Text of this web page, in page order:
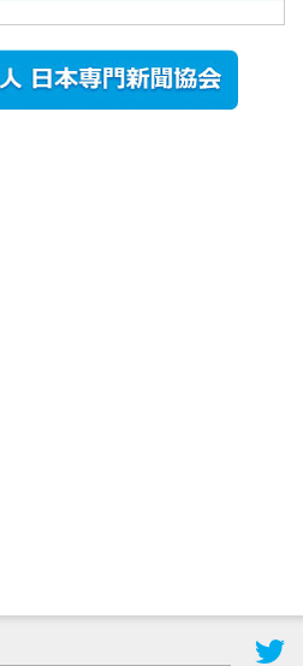
2026年8月5日
更新
農工大で大